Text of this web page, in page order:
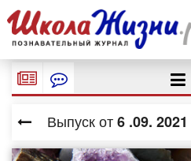
Выпуск от6 .09. 2021